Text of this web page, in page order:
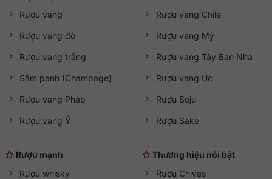
Rượu vang
Rượu vang đỏ
Rượu vang trắng
Sâm panh (Champage)
Rượu vang Pháp
Rượu vang Ý
Rượu vang Chile
Rượu vang Mỹ
Rượu vang Tây Ban Nha
Rượu vang Úc
Rượu Soju
Rượu Sake
Rượu mạnh
Rượu whisky
Thương hiệu nổi bật
Rượu Chivas